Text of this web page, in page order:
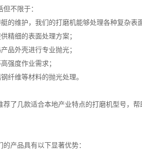
不限于：
的维护，我们的打磨机能够处理各种复杂表
精细的表面处理方案；
品外壳进行专业抛光；
强度作业需求；
纤维等材料的抛光处理。
了几款适合本地产业特点的打磨机型号，
产品具有以下显著优势：